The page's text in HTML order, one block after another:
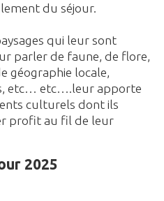
du séjour.
qui leur sont
parler de faune, de flore,
géographie locale,
etc… etc….leur apporte
culturels dont ils
profit au fil de leur
2025